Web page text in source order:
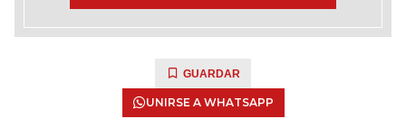
GUARDAR
UNIRSE A WHATSAPP